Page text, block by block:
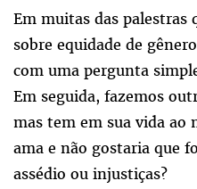
Em muitas das palestras
sobre equidade de
com uma pergunta
Em seguida, fazemos
mas tem em sua vida ao
ama e não gostaria que
assédio ou injustiças?